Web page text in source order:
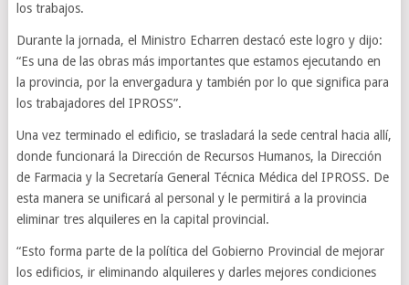
los trabajos.
Durante la jornada, el Ministro Echarren destacó este logro y dijo:
“Es una de las obras más importantes que estamos ejecutando en
la provincia, por la envergadura y también por lo que significa para
los trabajadores del IPROSS”.
Una vez terminado el edificio, se trasladará la sede central hacia allí,
donde funcionará la Dirección de Recursos Humanos, la Dirección
de Farmacia y la Secretaría General Técnica Médica del IPROSS. De
esta manera se unificará al personal y le permitirá a la provincia
eliminar tres alquileres en la capital provincial.
“Esto forma parte de la política del Gobierno Provincial de mejorar
los edificios, ir eliminando alquileres y darles mejores condiciones